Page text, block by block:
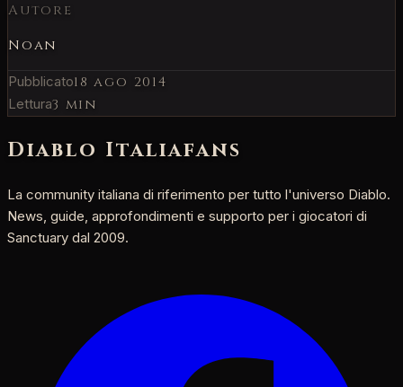
Autore
Noan
Pubblicato18 ago 2014
Lettura3 min
Diablo Italiafans
La community italiana di riferimento per tutto l'universo Diablo.
News, guide, approfondimenti e supporto per i giocatori di
Sanctuary dal 2009.